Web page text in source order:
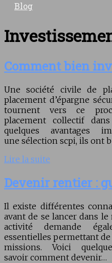
Blog
Comment bien
Une société civile de
placement d’épargne
tournent vers ce
placement collectif
quelques avantages
une sélection scpi, ils ont
Lire la suite
Devenir rentier :
Il existe différentes
avant de se lancer dans
activité demande
essentielles permettant
missions. Voici
savoir comment devenir…